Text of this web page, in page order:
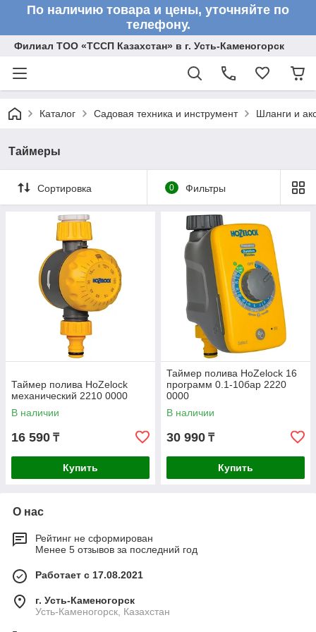
По наличию товара и цены, уточняйте по
телефону.
Филиал ТОО «ТССП Казахстан» в г. Усть-Каменогорск
Каталог Садовая техника и инструмент Шланги и
Таймеры
Сортировка 0 Фильтры
Таймер полива HoZelock
механический 2210 0000
В наличии
16 590 ₸
Купить
Таймер полива HoZelock 16
программ 0.1-10бар 2220
0000
В наличии
30 990 ₸
Купить
О нас
Рейтинг не сформирован
Менее 5 отзывов за последний год
Работает с 17.08.2021
г. Усть-Каменогорск
Усть-Каменогорск, Казахстан